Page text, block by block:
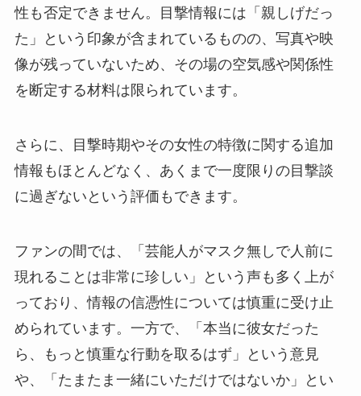
性も否定できません。目撃情報には「親しげだっ
た」という印象が含まれているものの、写真や映
像が残っていないため、その場の空気感や関係性
を断定する材料は限られています。
さらに、目撃時期やその女性の特徴に関する追加
情報もほとんどなく、あくまで一度限りの目撃談
に過ぎないという評価もできます。
ファンの間では、「芸能人がマスク無しで人前に
現れることは非常に珍しい」という声も多く上が
っており、情報の信憑性については慎重に受け止
められています。一方で、「本当に彼女だった
ら、もっと慎重な行動を取るはず」という意見
や、「たまたま一緒にいただけではないか」とい